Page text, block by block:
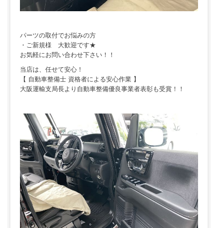
パーツの取付でお悩みの方
・ご新規様 大歓迎です★
お気軽にお問い合わせ下さい！！
当店は、任せて安心！
【 自動車整備士 資格者による安心作業 】
大阪運輸支局長より自動車整備優良事業者表彰も受賞！！